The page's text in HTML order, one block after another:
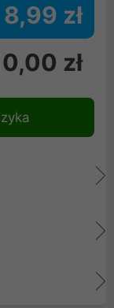
8,99 zł
zł